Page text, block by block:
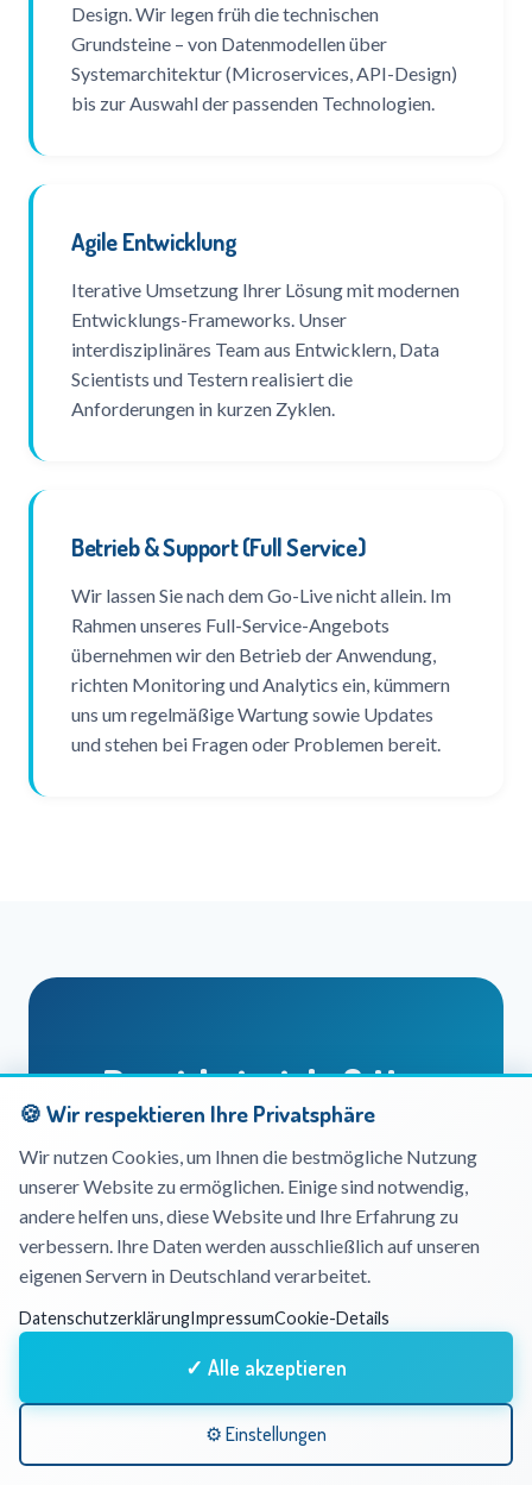
Design. Wir legen früh die technischen
Grundsteine – von Datenmodellen über
Systemarchitektur (Microservices, API-Design)
bis zur Auswahl der passenden Technologien.
Agile Entwicklung
Iterative Umsetzung Ihrer Lösung mit modernen
Entwicklungs-Frameworks. Unser
interdisziplinäres Team aus Entwicklern, Data
Scientists und Testern realisiert die
Anforderungen in kurzen Zyklen.
Betrieb & Support (Full Service)
Wir lassen Sie nach dem Go-Live nicht allein. Im
Rahmen unseres Full-Service-Angebots
übernehmen wir den Betrieb der Anwendung,
richten Monitoring und Analytics ein, kümmern
uns um regelmäßige Wartung sowie Updates
und stehen bei Fragen oder Problemen bereit.
Praxisbeispiele & Use
Cases
Theorie ist gut – Praxis ist besser.
Werfen Sie einen Blick auf unsere
Use Cases, um zu sehen, wie unsere
Lösungen bereits in der realen Welt
funktionieren.
🍪 Wir respektieren Ihre Privatsphäre
Wir nutzen Cookies, um Ihnen die bestmögliche Nutzung
unserer Website zu ermöglichen. Einige sind notwendig,
andere helfen uns, diese Website und Ihre Erfahrung zu
verbessern. Ihre Daten werden ausschließlich auf unseren
eigenen Servern in Deutschland verarbeitet.
DatenschutzerklärungImpressumCookie-Details
✓ Alle akzeptieren
⚙ Einstellungen